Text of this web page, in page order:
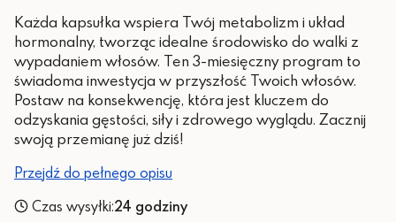
Każda kapsułka wspiera Twój metabolizm i układ
hormonalny, tworząc idealne środowisko do walki z
wypadaniem włosów. Ten 3-miesięczny program to
świadoma inwestycja w przyszłość Twoich włosów.
Postaw na konsekwencję, która jest kluczem do
odzyskania gęstości, siły i zdrowego wyglądu. Zacznij
swoją przemianę już dziś!
Przejdź do pełnego opisu
Czas wysyłki:24 godziny